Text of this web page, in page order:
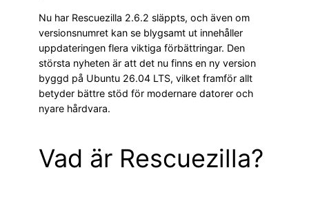
Nu har Rescuezilla 2.6.2 släppts, och även om
versionsnumret kan se blygsamt ut innehåller
uppdateringen flera viktiga förbättringar. Den
största nyheten är att det nu finns en ny version
byggd på Ubuntu 26.04 LTS, vilket framför allt
betyder bättre stöd för modernare datorer och
nyare hårdvara.
Vad är Rescuezilla?